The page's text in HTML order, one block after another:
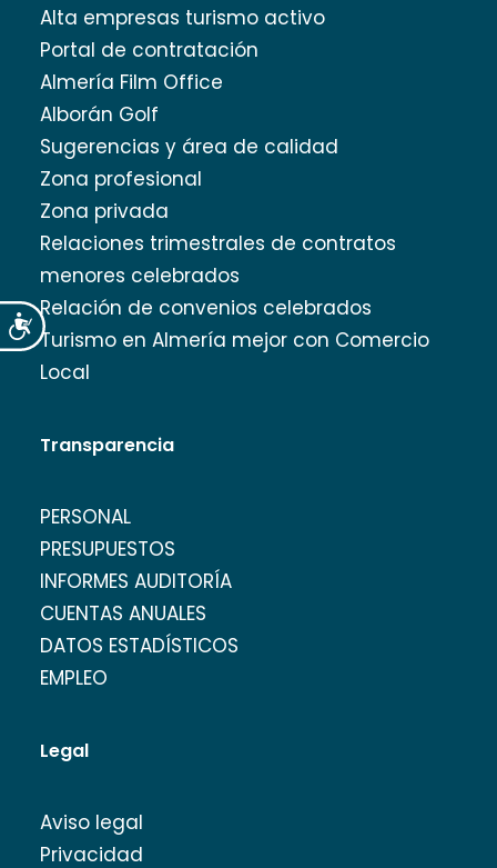
Accesibilidad
Alta empresas turismo activo
Portal de contratación
Almería Film Office
Alborán Golf
Sugerencias y área de calidad
Zona profesional
Zona privada
Relaciones trimestrales de contratos
menores celebrados
Relación de convenios celebrados
Turismo en Almería mejor con Comercio
Local
Transparencia
PERSONAL
PRESUPUESTOS
INFORMES AUDITORÍA
CUENTAS ANUALES
DATOS ESTADÍSTICOS
EMPLEO
Legal
Aviso legal
Privacidad